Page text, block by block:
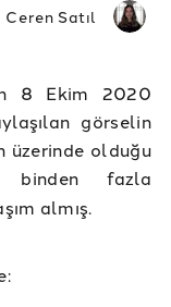
Ceren Satıl
8 Ekim 2020
görselin
üzerinde olduğu
fazla
almış.